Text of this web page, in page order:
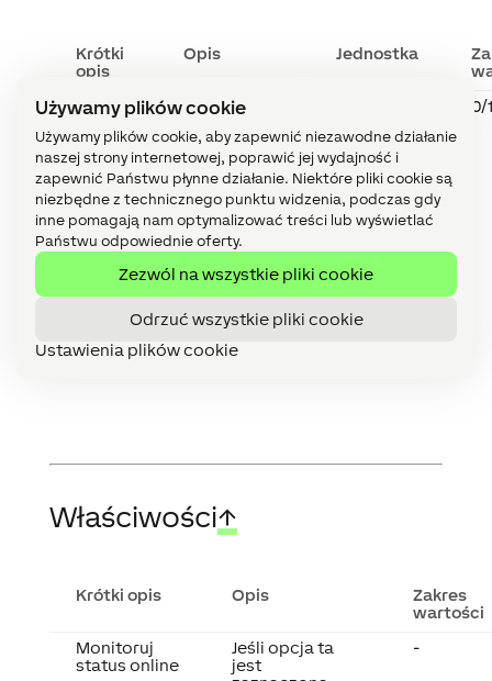
Używamy plików cookie
Używamy plików cookie, aby zapewnić niezawodne działanie
naszej strony internetowej, poprawić jej wydajność i
zapewnić Państwu płynne działanie. Niektóre pliki cookie są
niezbędne z technicznego punktu widzenia, podczas gdy
inne pomagają nam optymalizować treści lub wyświetlać
Państwu odpowiednie oferty.
Zezwól na wszystkie pliki cookie
Odrzuć wszystkie pliki cookie
Ustawienia plików cookie
Krótki
opis
Opis Jednostka
Status
online
Energy
Meter
1-
Phase
Tree
Wskazuje,
urządzenie
jest
dostępne
przez
Miniserver.
Diagnostyka
urządzeń Air
Diagnostyka
urządzeń
Tree
Diagnostyka
rozszerzeń
0/1
Właściwości↑
Krótki opis Opis
Zakres
wartości
Monitoruj
status online
Jeśli opcja ta
jest
-